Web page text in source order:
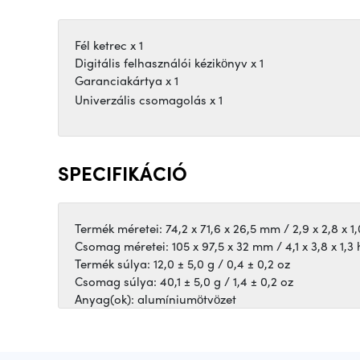
Fél ketrec x 1
Digitális felhasználói kézikönyv x 1
Garanciakártya x 1
Univerzális csomagolás x 1
SPECIFIKÁCIÓ
Termék méretei: 74,2 x 71,6 x 26,5 mm / 2,9 x 2,8 x
Csomag méretei: 105 x 97,5 x 32 mm / 4,1 x 3,8 x 1,3
Termék súlya: 12,0 ± 5,0 g / 0,4 ± 0,2 oz
Csomag súlya: 40,1 ± 5,0 g / 1,4 ± 0,2 oz
Anyag(ok): alumíniumötvözet